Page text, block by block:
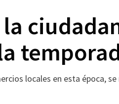
locales en esta época,